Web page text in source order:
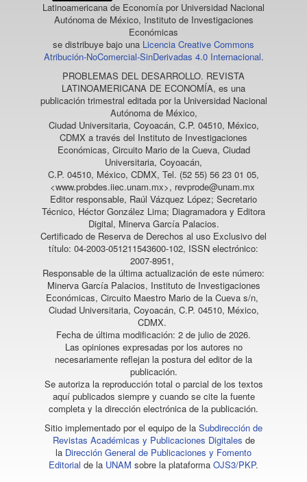
Latinoamericana de Economía por Universidad Nacional
Autónoma de México, Instituto de Investigaciones
Económicas
se distribuye bajo una Licencia Creative Commons
Atribución-NoComercial-SinDerivadas 4.0 Internacional.
PROBLEMAS DEL DESARROLLO. REVISTA
LATINOAMERICANA DE ECONOMÍA, es una
publicación trimestral editada por la Universidad Nacional
Autónoma de México,
Ciudad Universitaria, Coyoacán, C.P. 04510, México,
CDMX a través del Instituto de Investigaciones
Económicas, Circuito Mario de la Cueva, Ciudad
Universitaria, Coyoacán,
C.P. 04510, México, CDMX, Tel. (52 55) 56 23 01 05,
<www.probdes.iiec.unam.mx>, revprode@unam.mx
Editor responsable, Raúl Vázquez López; Secretario
Técnico, Héctor González Lima; Diagramadora y Editora
Digital, Minerva García Palacios.
Certificado de Reserva de Derechos al uso Exclusivo del
título: 04-2003-051211543600-102, ISSN electrónico:
2007-8951,
Responsable de la última actualización de este número:
Minerva García Palacios, Instituto de Investigaciones
Económicas, Circuito Maestro Mario de la Cueva s/n,
Ciudad Universitaria, Coyoacán, C.P. 04510, México,
CDMX.
Fecha de última modificación: 2 de julio de 2026.
Las opiniones expresadas por los autores no
necesariamente reflejan la postura del editor de la
publicación.
Se autoriza la reproducción total o parcial de los textos
aquí publicados siempre y cuando se cite la fuente
completa y la dirección electrónica de la publicación.
Sitio implementado por el equipo de la Subdirección de
Revistas Académicas y Publicaciones Digitales de
la Dirección General de Publicaciones y Fomento
Editorial de la UNAM sobre la plataforma OJS3/PKP.